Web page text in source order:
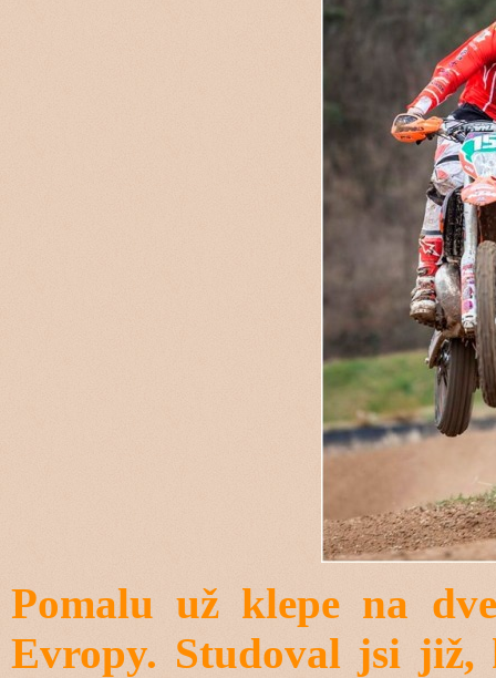
Pomalu už klepe na
Evropy. Studoval jsi již,